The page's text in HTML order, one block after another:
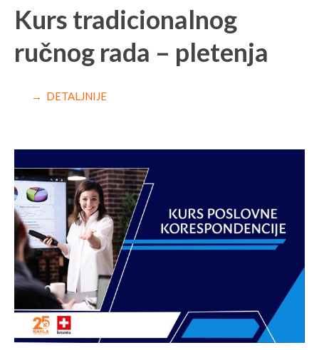
Kurs tradicionalnog
ručnog rada – pletenja
→ DETALJNIJE